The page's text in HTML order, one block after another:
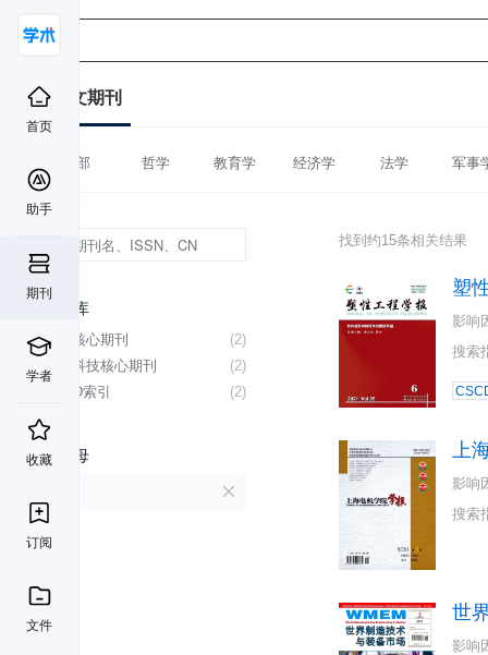
首页
助手
期刊
学者
收藏
订阅
文件
中文期刊
全部 哲学 教育学 经济学 法学 军事
数据库
(2)
北大核心期刊
(2)
中国科技核心期刊
(2)
CSCD索引
首字母
找到约15条相关结果
塑
影响
搜索
上
影响
搜索
世
影响